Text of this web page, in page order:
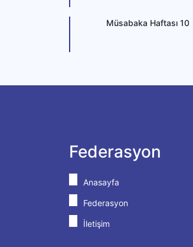
Müsabaka Haftası 10
Federasyon
Anasayfa
Federasyon
İletişim